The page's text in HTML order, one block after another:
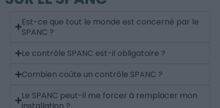
Est-ce que tout le monde est concerné par le
SPANC ?
Le contrôle SPANC est-il obligatoire ?
Combien coûte un contrôle SPANC ?
Le SPANC peut-il me forcer à remplacer mon
installation ?